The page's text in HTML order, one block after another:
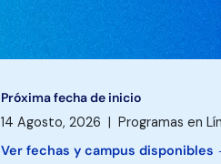
Próxima fecha de inicio
14 Agosto, 2026 | Programas en
Ver fechas y campus disponibles